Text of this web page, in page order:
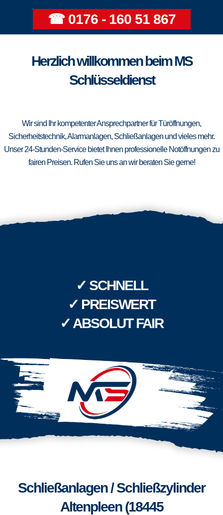
☎ 0176 - 160 51 867
Herzlich willkommen beim MS
Schlüsseldienst
Wir sind Ihr kompetenter Ansprechpartner für Türöffnungen,
Sicherheitstechnik, Alarmanlagen, Schließanlagen und vieles mehr.
Unser 24-Stunden-Service bietet Ihnen professionelle Notöffnungen zu
fairen Preisen. Rufen Sie uns an wir beraten Sie gerne!
✓ SCHNELL
✓ PREISWERT
✓ ABSOLUT FAIR
Schließanlagen / Schließzylinder
Altenpleen (18445